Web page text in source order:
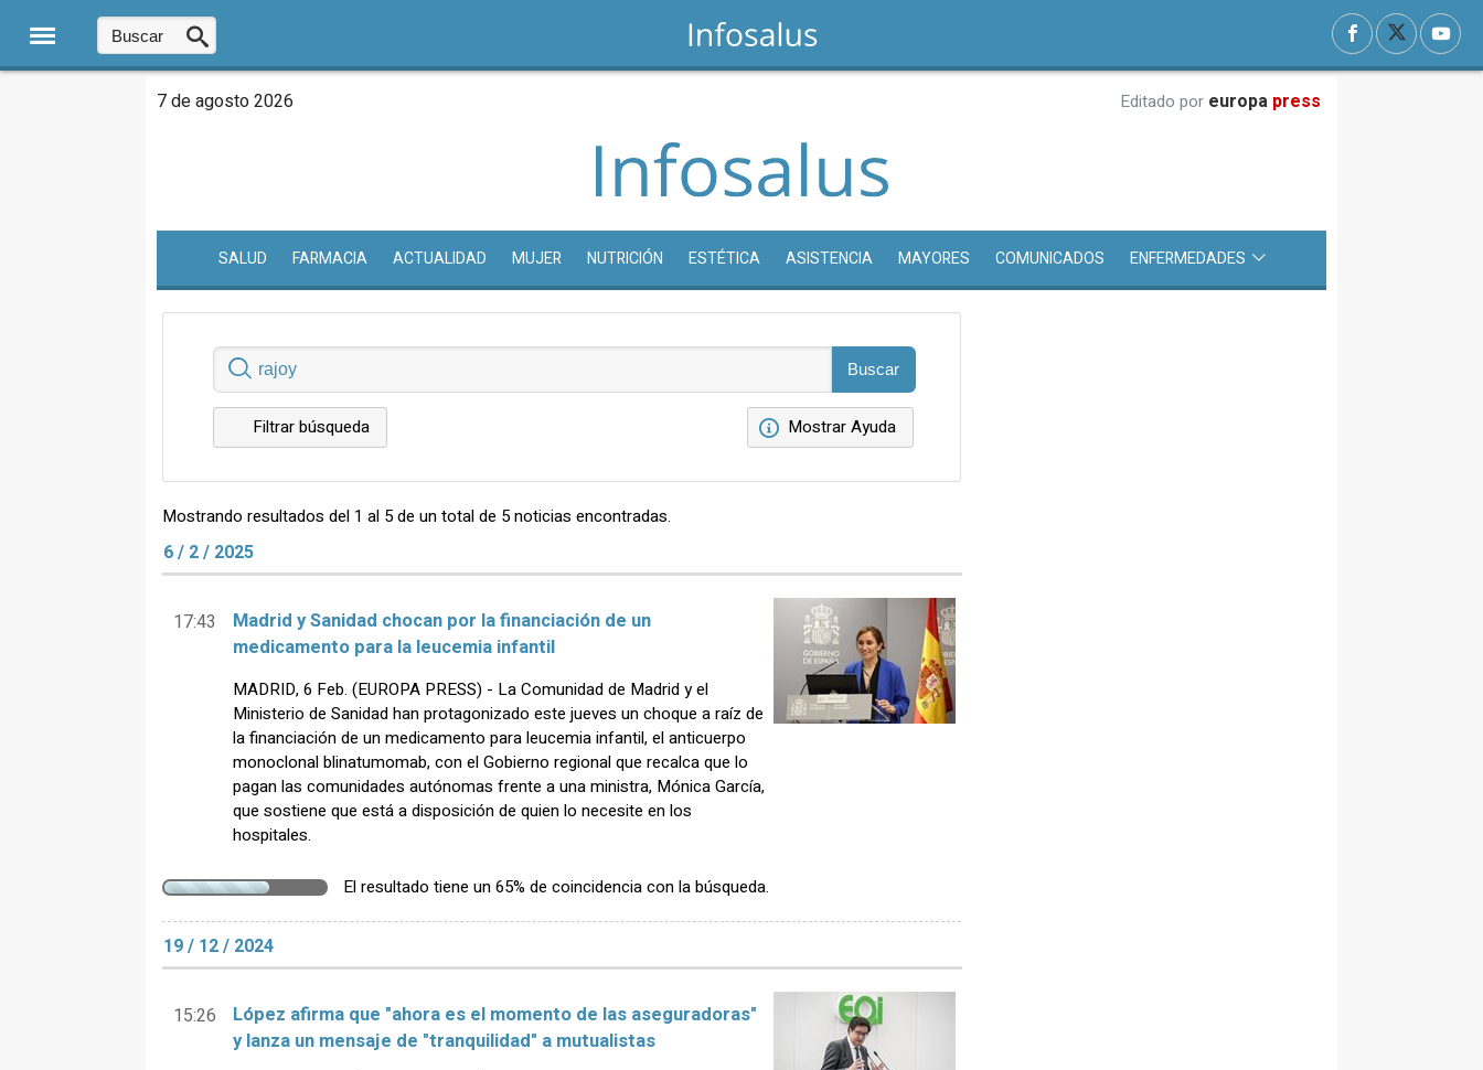
7 de agosto 2026 Editado por europa press
SALUD FARMACIA ACTUALIDAD MUJER NUTRICIÓN ESTÉTICA ASISTENCIA MAYORES COMUNICADOS ENFERMEDADES
Filtrar búsqueda Mostrar Ayuda
Mostrando resultados del 1 al 5 de un total de 5 noticias encontradas.
6 / 2 / 2025
17:43
Madrid y Sanidad chocan por la financiación de un
medicamento para la leucemia infantil
MADRID, 6 Feb. (EUROPA PRESS) - La Comunidad de Madrid y el
Ministerio de Sanidad han protagonizado este jueves un choque a raíz de
la financiación de un medicamento para leucemia infantil, el anticuerpo
monoclonal blinatumomab, con el Gobierno regional que recalca que lo
pagan las comunidades autónomas frente a una ministra, Mónica García,
que sostiene que está a disposición de quien lo necesite en los
hospitales.
El resultado tiene un 65% de coincidencia con la búsqueda.
19 / 12 / 2024
15:26
López afirma que "ahora es el momento de las aseguradoras"
y lanza un mensaje de "tranquilidad" a mutualistas